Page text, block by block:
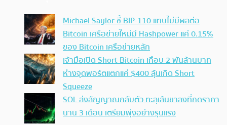
Michael Saylor ชี้ BIP-110 แทบไม่มีผลต่อ
Bitcoin เครือข่ายใหม่มี Hashpower แค่ 0.15%
ของ Bitcoin เครือข่ายหลัก
เจ้ามือเปิด Short Bitcoin เกือบ 2 พันล้านบาท
ห่างจุดพอร์ตแตกแค่ $400 ลุ้นเกิด Short
Squeeze
SOL ส่งสัญญาณกลับตัว ทะลุเส้นขาลงที่กดราคา
นาน 3 เดือน เตรียมพุ่งอย่างรุนแรง